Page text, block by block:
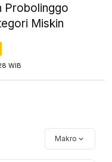
Probolinggo
Miskin
WIB
Makro